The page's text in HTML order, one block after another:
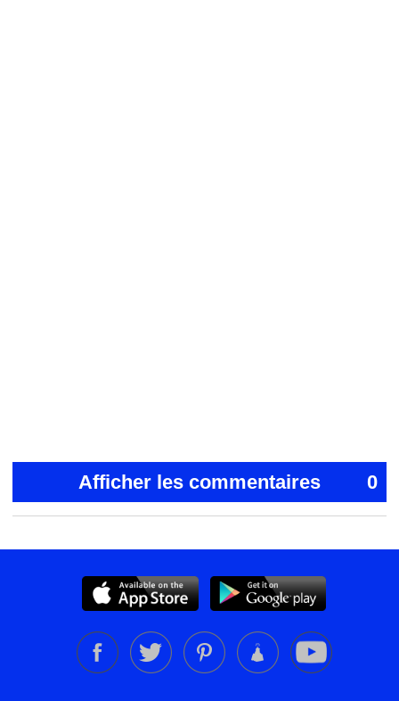
Afficher les commentaires 0